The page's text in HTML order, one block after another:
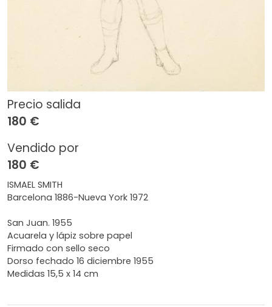
Precio salida
180 €
Vendido por
180 €
ISMAEL SMITH
Barcelona 1886-Nueva York 1972
San Juan. 1955
Acuarela y lápiz sobre papel
Firmado con sello seco
Dorso fechado 16 diciembre 1955
Medidas 15,5 x 14 cm